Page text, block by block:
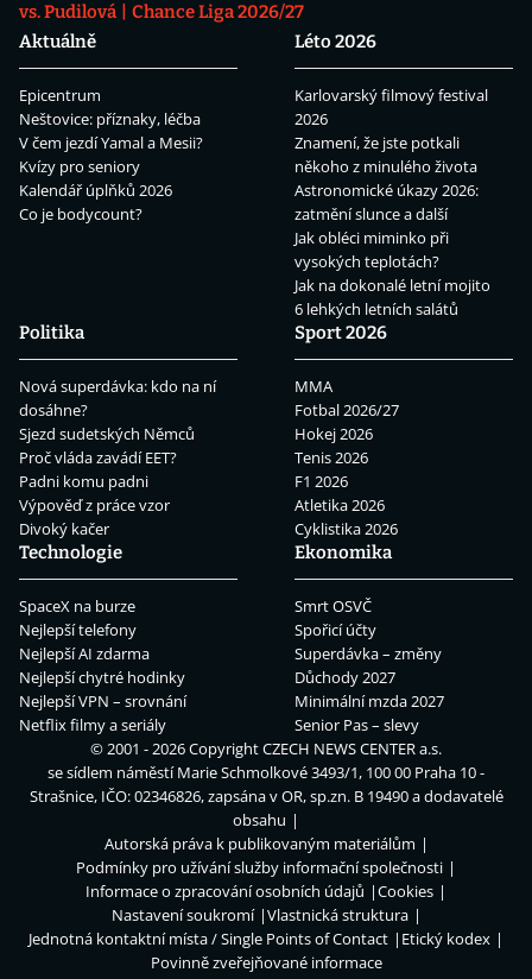
vs. Pudilová
Chance Liga 2026/27
Aktuálně
Epicentrum
Neštovice: příznaky, léčba
V čem jezdí Yamal a Mesii?
Kvízy pro seniory
Kalendář úplňků 2026
Co je bodycount?
Léto 2026
Karlovarský filmový festival
2026
Znamení, že jste potkali
někoho z minulého života
Astronomické úkazy 2026:
zatmění slunce a další
Jak obléci miminko při
vysokých teplotách?
Jak na dokonalé letní mojito
6 lehkých letních salátů
Politika
Nová superdávka: kdo na ní
dosáhne?
Sjezd sudetských Němců
Proč vláda zavádí EET?
Padni komu padni
Výpověď z práce vzor
Divoký kačer
Sport 2026
MMA
Fotbal 2026/27
Hokej 2026
Tenis 2026
F1 2026
Atletika 2026
Cyklistika 2026
Technologie
SpaceX na burze
Nejlepší telefony
Nejlepší AI zdarma
Nejlepší chytré hodinky
Nejlepší VPN – srovnání
Netflix filmy a seriály
Ekonomika
Smrt OSVČ
Spořicí účty
Superdávka – změny
Důchody 2027
Minimální mzda 2027
Senior Pas – slevy
© 2001 - 2026 CopyrightCZECH NEWS CENTER a.s.
se sídlem náměstí Marie Schmolkové 3493/1, 100 00 Praha 10 -
Strašnice, IČO: 02346826, zapsána v OR, sp.zn. B 19490 a dodavatelé
obsahu
Autorská práva k publikovaným materiálům
Podmínky pro užívání služby informační společnosti
Informace o zpracování osobních údajů
Cookies
Nastavení soukromí
Vlastnická struktura
Jednotná kontaktní místa / Single Points of Contact
Etický kodex
Povinně zveřejňované informace